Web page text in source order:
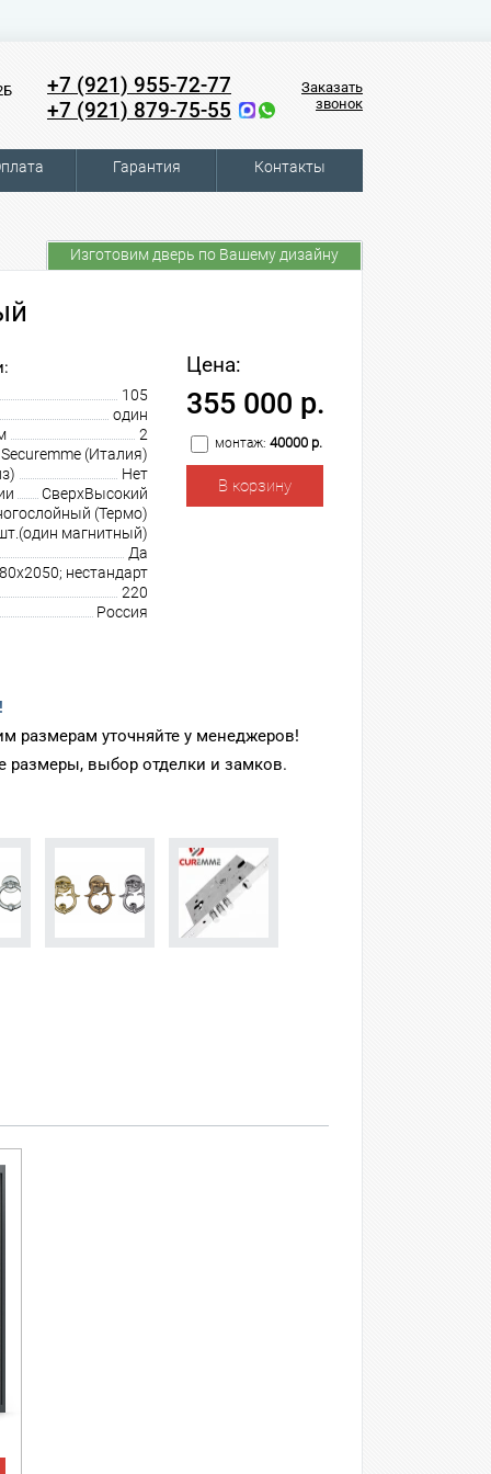
+7 (921) 955-72-77
+7 (921) 879-75-55
Заказать
звонок
Гарантия Контакты
Изготовим дверь по Вашему дизайну
105
один
2
Securemme (Италия)
Нет
СверхВысокий
(Термо)
магнитный)
Да
нестандарт
220
Россия
Цена:
355 000 р.
монтаж: 40000 р.
размерам уточняйте у менеджеров!
выбор отделки и замков.